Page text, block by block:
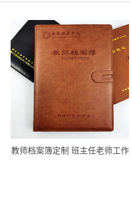
教师档案簿定制 班主任老师工作